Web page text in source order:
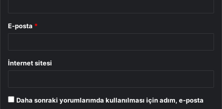
E-posta *
İnternet sitesi
Daha sonraki yorumlarımda kullanılması için adım, e-posta